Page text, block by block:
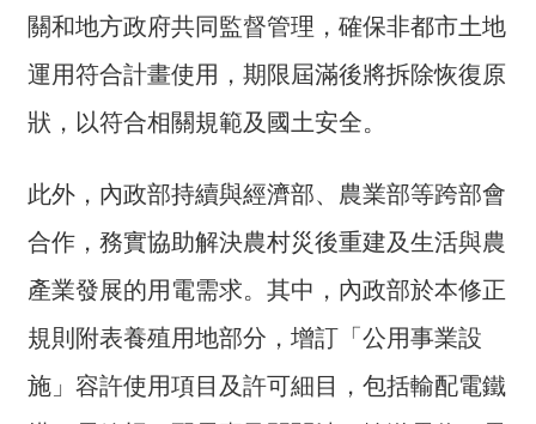
動
交
流
回
頁
網
導
覽
民
關和地方政府共同監督管理，確保非都市土地
運用符合計畫使用，期限屆滿後將拆除恢復原
狀，以符合相關規範及國土安全。
此外，內政部持續與經濟部、農業部等跨部會
合作，務實協助解決農村災後重建及生活與農
產業發展的用電需求。其中，內政部於本修正
規則附表養殖用地部分，增訂「公用事業設
施」容許使用項目及許可細目，包括輸配電鐵